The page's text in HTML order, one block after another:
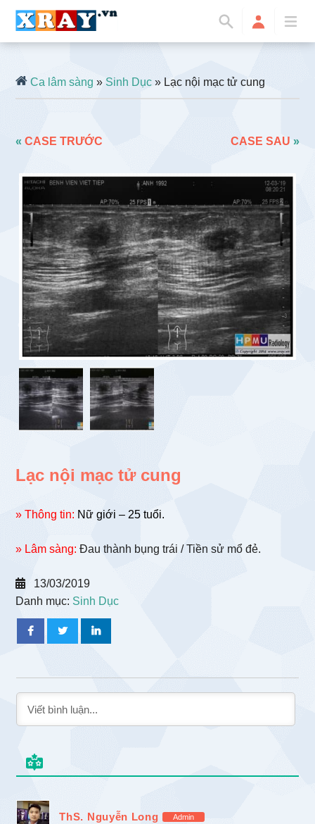
Ca lâm sàng »Sinh Dục » Lạc nội mạc tử cung
«CASE TRƯỚC CASE SAU »
Lạc nội mạc tử cung
» Thông tin: Nữ giới – 25 tuổi.
» Lâm sàng: Đau thành bụng trái / Tiền sử mổ đẻ.
13/03/2019
Danh mục: Sinh Dục
ThS. Nguyễn Long Admin